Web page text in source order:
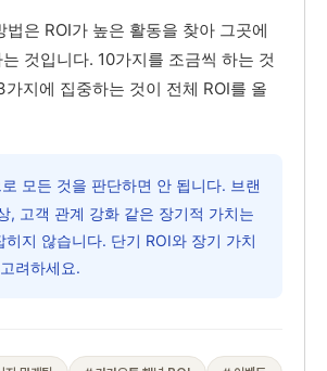
법은 ROI가 높은 활동을 찾아 그곳에
것입니다. 10가지를 조금씩 하는 것
지에 집중하는 것이 전체 ROI를 올
모든 것을 판단하면 안 됩니다. 브랜
, 고객 관계 강화 같은 장기적 가치는
히지 않습니다. 단기 ROI와 장기 가치
려하세요.